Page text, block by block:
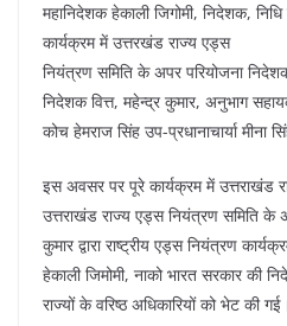
महानिदेशक हेकाली जिगोमी, निदेशक,
कार्यक्रम में उत्तरखंड राज्य एड्स
नियंत्रण समिति के अपर परियोजना
निदेशक वित्त, महेन्द्र कुमार, अनुभाग
कोच हेमराज सिंह उप-प्रधानाचार्या मीना
इस अवसर पर पूरे कार्यक्रम में उत्तराखंड
उत्तराखंड राज्य एड्स नियंत्रण समिति
कुमार द्वारा राष्ट्रीय एड्स नियंत्रण
हेकाली जिमोमी, नाको भारत सरकार की
राज्यों के वरिष्ठ अधिकारियों को भेट की